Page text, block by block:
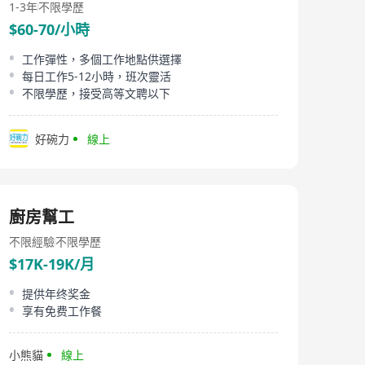
1-3年不限學歷
$60-70/小時
工作彈性，多個工作地點供選擇
每日工作5-12小時，班次靈活
不限學歷，接受高等文聘以下
好碗力 線上
廚房幫工
不限經驗不限學歷
$17K-19K/月
提供年终奖金
享有免费工作餐
小熊貓 線上